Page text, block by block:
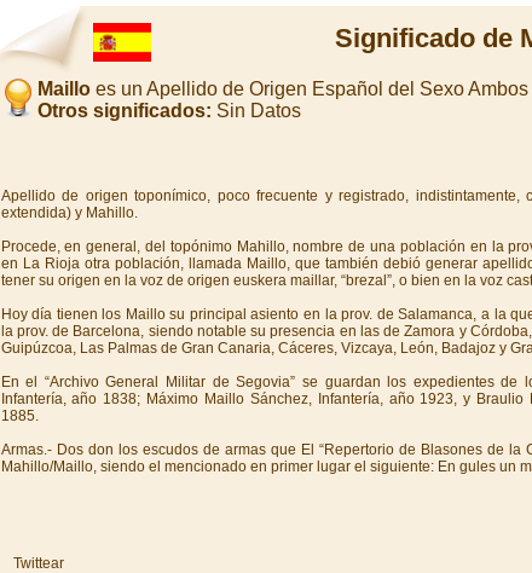
Significado de
Mailloes un Apellido de Origen Español del Sexo Ambos
Otros significados: Sin Datos
Apellido de origen toponímico, poco frecuente y registrado,
extendida) y Mahillo.
Procede, en general, del topónimo Mahillo, nombre de una población en la
en La Rioja otra población, llamada Maillo, que también debió generar
tener su origen en la voz de origen euskera maillar, “brezal”, o bien en la voz
Hoy día tienen los Maillo su principal asiento en la prov. de Salamanca, a la
la prov. de Barcelona, siendo notable su presencia en las de Zamora y
Guipúzcoa, Las Palmas de Gran Canaria, Cáceres, Vizcaya, León, Badajoz y
En el “Archivo General Militar de Segovia” se guardan los expedientes de
Infantería, año 1838; Máximo Maillo Sánchez, Infantería, año 1923, y
1885.
Armas.- Dos don los escudos de armas que El “Repertorio de Blasones de la
Mahillo/Maillo, siendo el mencionado en primer lugar el siguiente: En gules un
Twittear